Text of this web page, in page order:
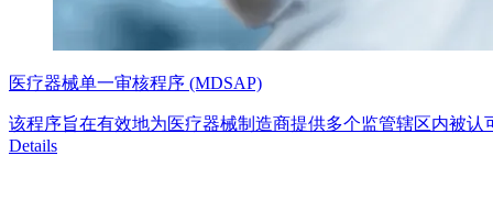
医疗器械单一审核程序 (MDSAP)
该程序旨在有效地为医疗器械制造商提供多个监管辖区内被认
Details